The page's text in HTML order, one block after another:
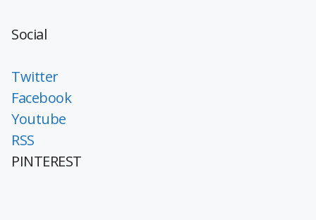
Social
Twitter
Facebook
Youtube
RSS
PINTEREST